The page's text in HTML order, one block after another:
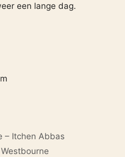
een lange dag.
– Itchen Abbas